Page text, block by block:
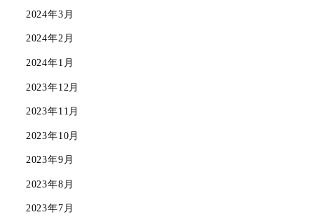
2024年3月
2024年2月
2024年1月
2023年12月
2023年11月
2023年10月
2023年9月
2023年8月
2023年7月